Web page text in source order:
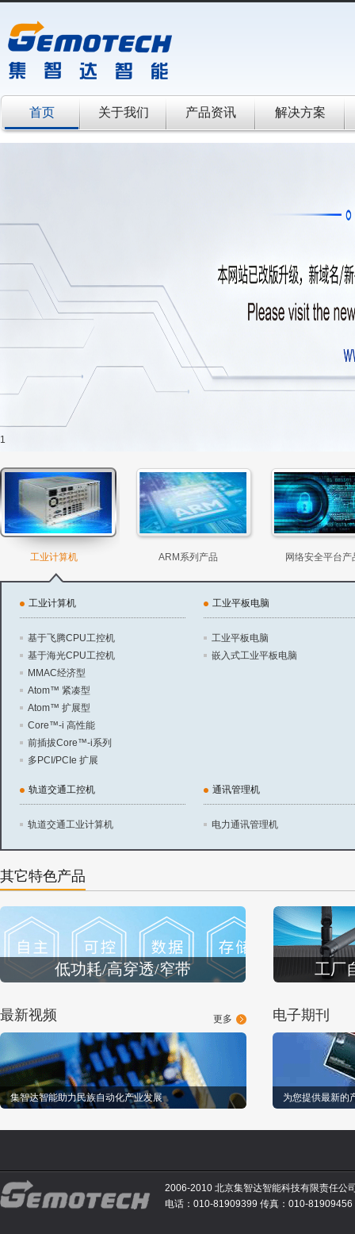
首页 关于我们 产品资讯 解决方案
工业计算机 ARM系列产品 网络安全平台产
工业计算机
基于飞腾CPU工控机
基于海光CPU工控机
MMAC经济型
Atom™ 紧凑型
Atom™ 扩展型
Core™-i 高性能
前插拔Core™-i系列
多PCI/PCIe 扩展
工业平板电脑
工业平板电脑
嵌入式工业平板电脑
轨道交通工控机
轨道交通工业计算机
通讯管理机
电力通讯管理机
其它特色产品
低功耗/高穿透/窄带 工厂
更多
最新视频
集智达智能助力民族自动化产业发展
电子期刊
为您提供最新的
2006-2010 北京集智达智能科技有限责任公
电话：010-81909399 传真：010-